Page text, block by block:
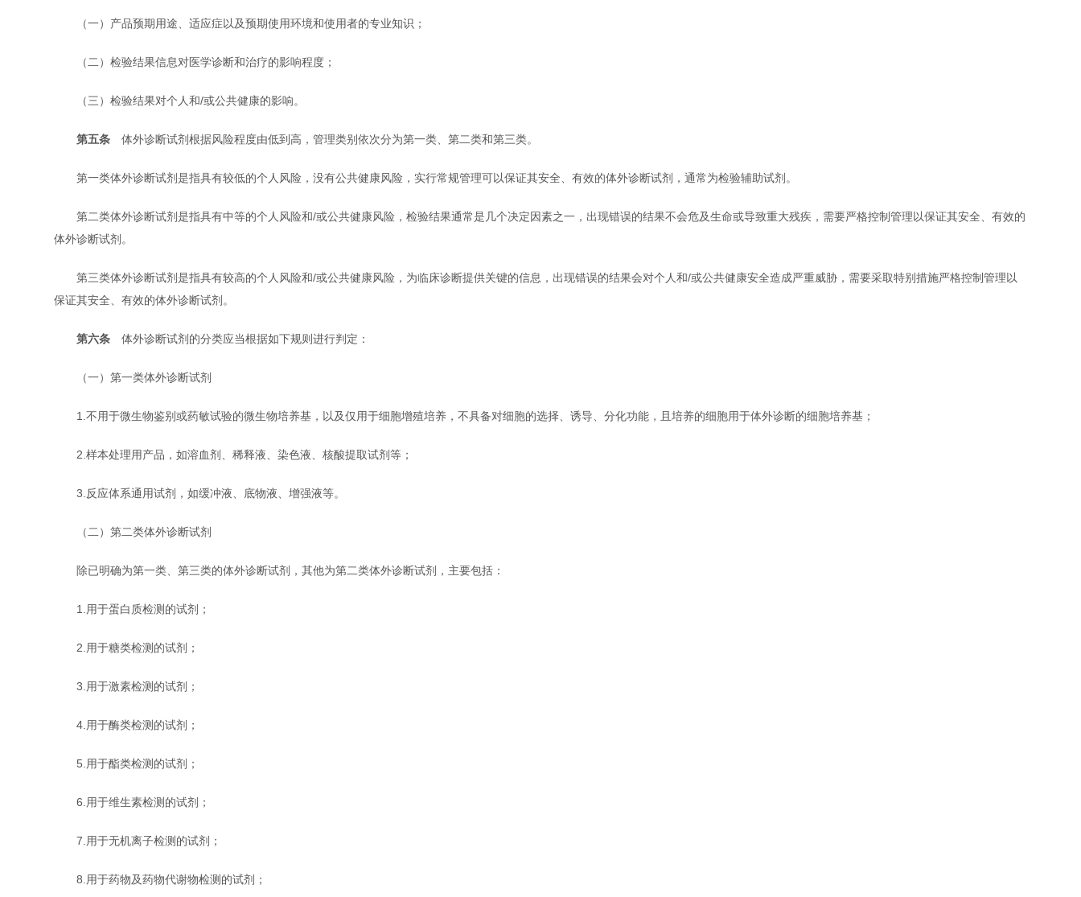
（一）产品预期用途、适应症以及预期使用环境和使用者的专业知识；
（二）检验结果信息对医学诊断和治疗的影响程度；
（三）检验结果对个人和/或公共健康的影响。
第五条 体外诊断试剂根据风险程度由低到高，管理类别依次分为第一类、第二类和第三类。
第一类体外诊断试剂是指具有较低的个人风险，没有公共健康风险，实行常规管理可以保证其安全、有效的体外诊断试剂，通常为检验辅助试剂。
第二类体外诊断试剂是指具有中等的个人风险和/或公共健康风险，检验结果通常是几个决定因素之一，出现错误的结果不会危及生命或导致重大残疾，需要严格控制管理以保证其安全、有效的
体外诊断试剂。
第三类体外诊断试剂是指具有较高的个人风险和/或公共健康风险，为临床诊断提供关键的信息，出现错误的结果会对个人和/或公共健康安全造成严重威胁，需要采取特别措施严格控制管理以
保证其安全、有效的体外诊断试剂。
第六条 体外诊断试剂的分类应当根据如下规则进行判定：
（一）第一类体外诊断试剂
1.不用于微生物鉴别或药敏试验的微生物培养基，以及仅用于细胞增殖培养，不具备对细胞的选择、诱导、分化功能，且培养的细胞用于体外诊断的细胞培养基；
2.样本处理用产品，如溶血剂、稀释液、染色液、核酸提取试剂等；
3.反应体系通用试剂，如缓冲液、底物液、增强液等。
（二）第二类体外诊断试剂
除已明确为第一类、第三类的体外诊断试剂，其他为第二类体外诊断试剂，主要包括：
1.用于蛋白质检测的试剂；
2.用于糖类检测的试剂；
3.用于激素检测的试剂；
4.用于酶类检测的试剂；
5.用于酯类检测的试剂；
6.用于维生素检测的试剂；
7.用于无机离子检测的试剂；
8.用于药物及药物代谢物检测的试剂；